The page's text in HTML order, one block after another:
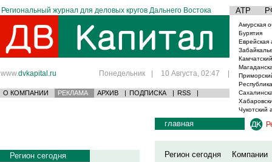
Региональный журнал для деловых кругов Дальнего Востока АТР
www.dvkapital.ru Понедельник | 10 Августа, 02:47 |
О КОМПАНИИ РЕКЛАМА АРХИВ | ПОДПИСКА | RSS |
Амурская
Бурятия
Еврейская
Чукотский
Регион сегодня
главная
Регион сегодня
Компании